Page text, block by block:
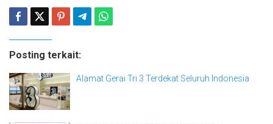
Posting terkait:
Alamat Gerai Tri 3 Terdekat Seluruh Indonesia